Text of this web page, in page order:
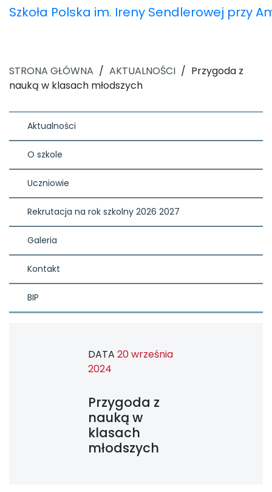
Szkoła Polska im. Ireny Sendlerowej przy
STRONA GŁÓWNA / AKTUALNOŚCI / Przygoda z
nauką w klasach młodszych
Aktualności
O szkole
Uczniowie
Rekrutacja na rok szkolny 2026 2027
Galeria
Kontakt
BIP
DATA 20 września
2024
Przygoda z
nauką w
klasach
młodszych